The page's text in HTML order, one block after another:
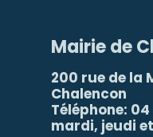
Mairie de
200 rue de la
Chalencon
Téléphone: 04
mardi, jeudi